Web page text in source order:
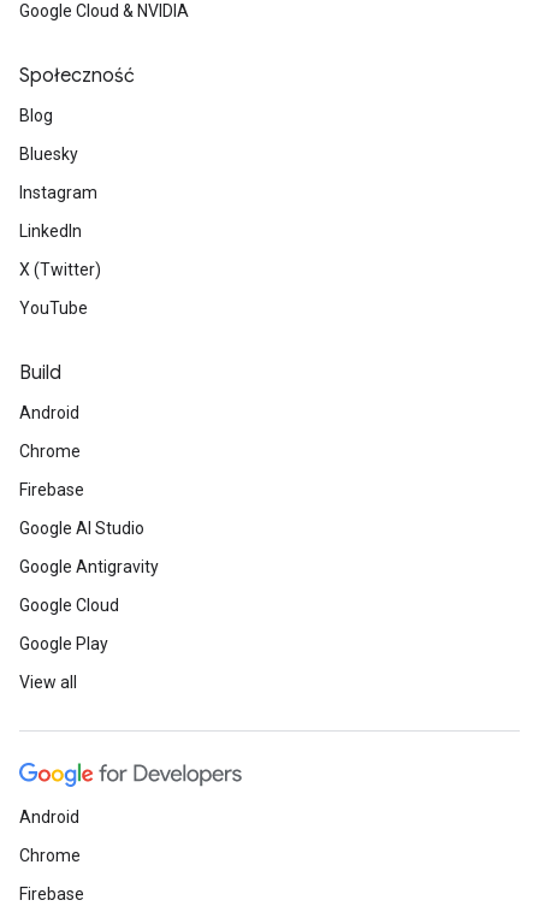
Google Cloud & NVIDIA
Społeczność
Blog
Bluesky
Instagram
LinkedIn
X (Twitter)
YouTube
Build
Android
Chrome
Firebase
Google AI Studio
Google Antigravity
Google Cloud
Google Play
View all
Android
Chrome
Firebase